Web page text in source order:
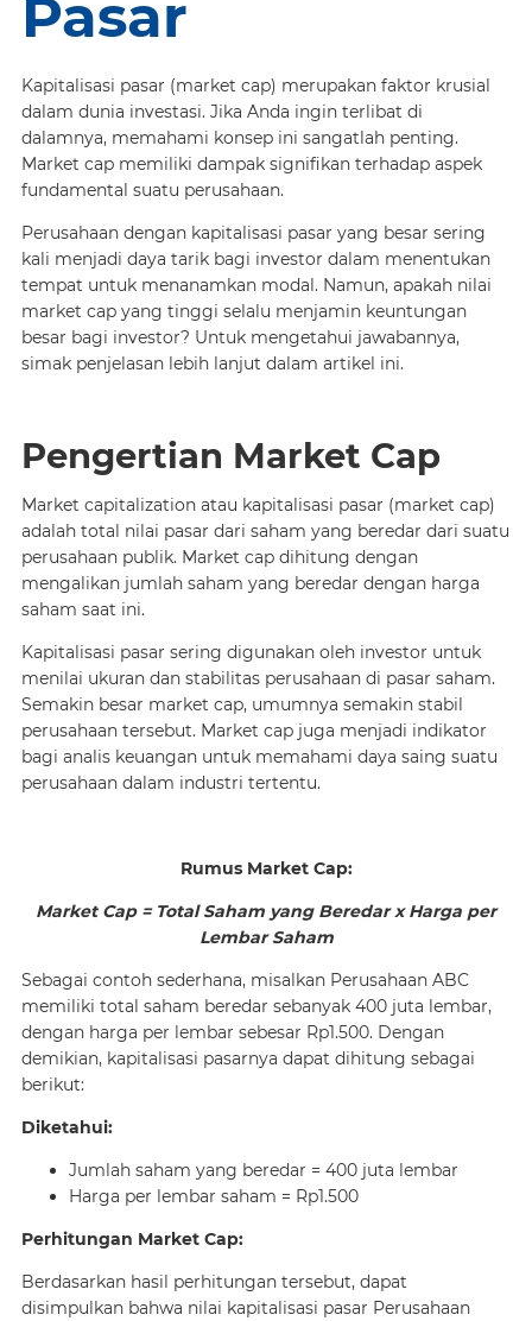
Pasar
Kapitalisasi pasar (market cap) merupakan faktor krusial
dalam dunia investasi. Jika Anda ingin terlibat di
dalamnya, memahami konsep ini sangatlah penting.
Market cap memiliki dampak signifikan terhadap aspek
fundamental suatu perusahaan.
Perusahaan dengan kapitalisasi pasar yang besar sering
kali menjadi daya tarik bagi investor dalam menentukan
tempat untuk menanamkan modal. Namun, apakah nilai
market cap yang tinggi selalu menjamin keuntungan
besar bagi investor? Untuk mengetahui jawabannya,
simak penjelasan lebih lanjut dalam artikel ini.
Pengertian Market Cap
Market capitalization atau kapitalisasi pasar (market cap)
adalah total nilai pasar dari saham yang beredar dari suatu
perusahaan publik. Market cap dihitung dengan
mengalikan jumlah saham yang beredar dengan harga
saham saat ini.
Kapitalisasi pasar sering digunakan oleh investor untuk
menilai ukuran dan stabilitas perusahaan di pasar saham.
Semakin besar market cap, umumnya semakin stabil
perusahaan tersebut. Market cap juga menjadi indikator
bagi analis keuangan untuk memahami daya saing suatu
perusahaan dalam industri tertentu.
Rumus Market Cap:
Market Cap = Total Saham yang Beredar x Harga per
Lembar Saham
Sebagai contoh sederhana, misalkan Perusahaan ABC
memiliki total saham beredar sebanyak 400 juta lembar,
dengan harga per lembar sebesar Rp1.500. Dengan
demikian, kapitalisasi pasarnya dapat dihitung sebagai
berikut:
Diketahui:
Jumlah saham yang beredar = 400 juta lembar
Harga per lembar saham = Rp1.500
Perhitungan Market Cap:
Berdasarkan hasil perhitungan tersebut, dapat
disimpulkan bahwa nilai kapitalisasi pasar Perusahaan